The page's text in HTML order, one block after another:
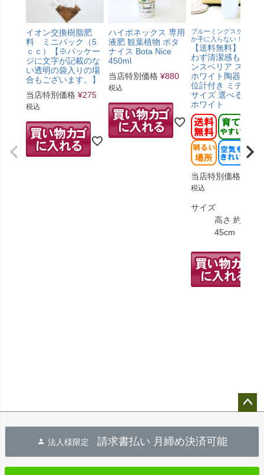
イオン交換樹脂肥
料 ミニパック（5
ｃｃ）【※パッケー
ジに文字が記載のな
い透明の袋入りの場
合もございます。】
当店特別価格 ¥275
税込
ハイポネックス 専用
液肥 観葉植物 ボタ
ナイス Bota Nice
450ml
当店特別価格 ¥880
税込
ブルーミングスケープで
か手に入らない！
【送料無料】土を
わず清潔感もある
ンスベリア スクエ
ホワイト陶器鉢＋
位計付き ミディア
サイズ 選べる鉢色
ホワイト
当店特別価格
税込
サイズ
高さ 約35～
45cm
へ
法人様限定 請求書払い 月締め決済可能